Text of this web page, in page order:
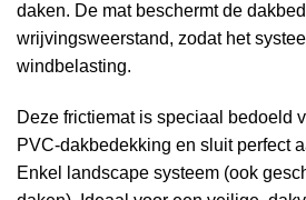
daken. De mat beschermt de
wrijvingsweerstand, zodat het
windbelasting.
Deze frictiemat is speciaal bedoeld
PVC-dakbedekking en sluit perfect
Enkel landscape systeem (ook